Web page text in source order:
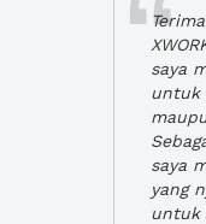
saya
untuk
saya
yang
untuk